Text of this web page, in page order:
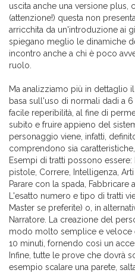
uscita anche una versione plus,
(attenzione!) questa non
arricchita da un'introduzione ai
spiegano meglio le dinamiche
incontro anche a chi è poco
ruolo.
Ma analizziamo più in dettaglio
basa sull'uso di normali dadi a
facile reperibilità, al fine di
subito e fruire appieno del
personaggio viene, infatti,
comprendono sia
Esempi di tratti possono
pistole, Correre, Intelligenza, Arti
Parare con la spada, Fabbricare
L'esatto numero e tipo di tratti
Master se preferite) o, in
Narratore. La creazione del
modo molto semplice e veloce
10 minuti, fornendo così un
Infine, tutte le prove che dovrà
esempio scalare una parete,